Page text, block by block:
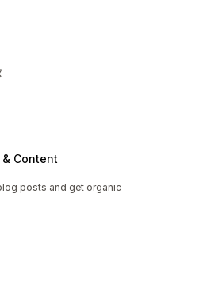
& Content
posts and get organic